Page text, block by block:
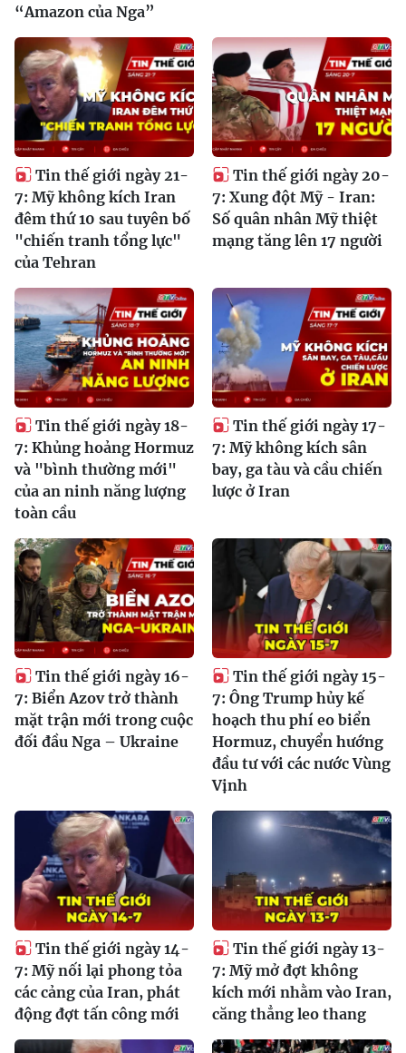
“Amazon của Nga”
Tin thế giới ngày 21-
7: Mỹ không kích Iran
đêm thứ 10 sau tuyên bố
"chiến tranh tổng lực"
của Tehran
Tin thế giới ngày 20-
7: Xung đột Mỹ - Iran:
Số quân nhân Mỹ thiệt
mạng tăng lên 17 người
Tin thế giới ngày 18-
7: Khủng hoảng Hormuz
và "bình thường mới"
của an ninh năng lượng
toàn cầu
Tin thế giới ngày 17-
7: Mỹ không kích sân
bay, ga tàu và cầu chiến
lược ở Iran
Tin thế giới ngày 16-
7: Biển Azov trở thành
mặt trận mới trong cuộc
đối đầu Nga – Ukraine
Tin thế giới ngày 15-
7: Ông Trump hủy kế
hoạch thu phí eo biển
Hormuz, chuyển hướng
đầu tư với các nước Vùng
Vịnh
Tin thế giới ngày 14-
7: Mỹ nối lại phong tỏa
các cảng của Iran, phát
động đợt tấn công mới
Tin thế giới ngày 13-
7: Mỹ mở đợt không
kích mới nhằm vào Iran,
căng thẳng leo thang